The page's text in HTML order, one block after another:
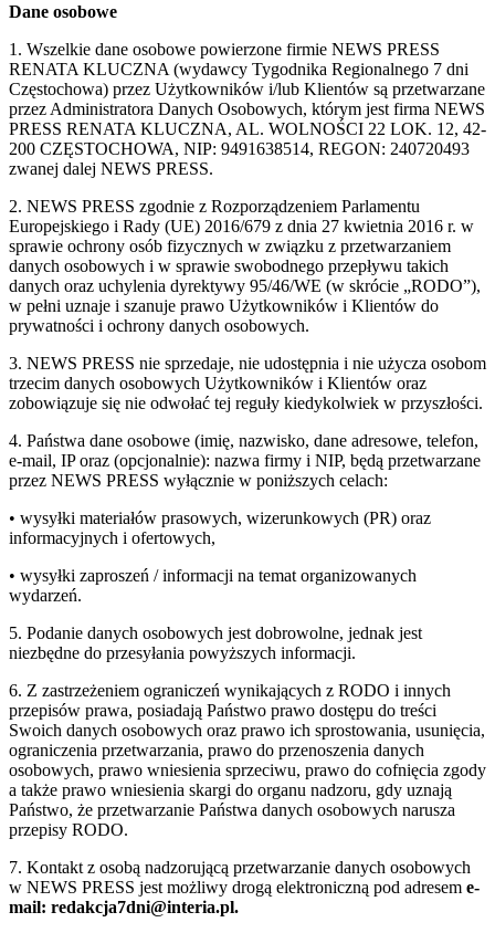
Dane osobowe
1. Wszelkie dane osobowe powierzone firmie NEWS PRESS
RENATA KLUCZNA (wydawcy Tygodnika Regionalnego 7 dni
Częstochowa) przez Użytkowników i/lub Klientów są przetwarzane
przez Administratora Danych Osobowych, którym jest firma NEWS
PRESS RENATA KLUCZNA, AL. WOLNOŚCI 22 LOK. 12, 42-
200 CZĘSTOCHOWA, NIP: 9491638514, REGON: 240720493
zwanej dalej NEWS PRESS.
2. NEWS PRESS zgodnie z Rozporządzeniem Parlamentu
Europejskiego i Rady (UE) 2016/679 z dnia 27 kwietnia 2016 r. w
sprawie ochrony osób fizycznych w związku z przetwarzaniem
danych osobowych i w sprawie swobodnego przepływu takich
danych oraz uchylenia dyrektywy 95/46/WE (w skrócie „RODO”),
w pełni uznaje i szanuje prawo Użytkowników i Klientów do
prywatności i ochrony danych osobowych.
3. NEWS PRESS nie sprzedaje, nie udostępnia i nie użycza osobom
trzecim danych osobowych Użytkowników i Klientów oraz
zobowiązuje się nie odwołać tej reguły kiedykolwiek w przyszłości.
4. Państwa dane osobowe (imię, nazwisko, dane adresowe, telefon,
e-mail, IP oraz (opcjonalnie): nazwa firmy i NIP, będą przetwarzane
przez NEWS PRESS wyłącznie w poniższych celach:
• wysyłki materiałów prasowych, wizerunkowych (PR) oraz
informacyjnych i ofertowych,
• wysyłki zaproszeń / informacji na temat organizowanych
wydarzeń.
5. Podanie danych osobowych jest dobrowolne, jednak jest
niezbędne do przesyłania powyższych informacji.
6. Z zastrzeżeniem ograniczeń wynikających z RODO i innych
przepisów prawa, posiadają Państwo prawo dostępu do treści
Swoich danych osobowych oraz prawo ich sprostowania, usunięcia,
ograniczenia przetwarzania, prawo do przenoszenia danych
osobowych, prawo wniesienia sprzeciwu, prawo do cofnięcia zgody
a także prawo wniesienia skargi do organu nadzoru, gdy uznają
Państwo, że przetwarzanie Państwa danych osobowych narusza
przepisy RODO.
7. Kontakt z osobą nadzorującą przetwarzanie danych osobowych
w NEWS PRESS jest możliwy drogą elektroniczną pod adresem e-
mail: redakcja7dni@interia.pl.